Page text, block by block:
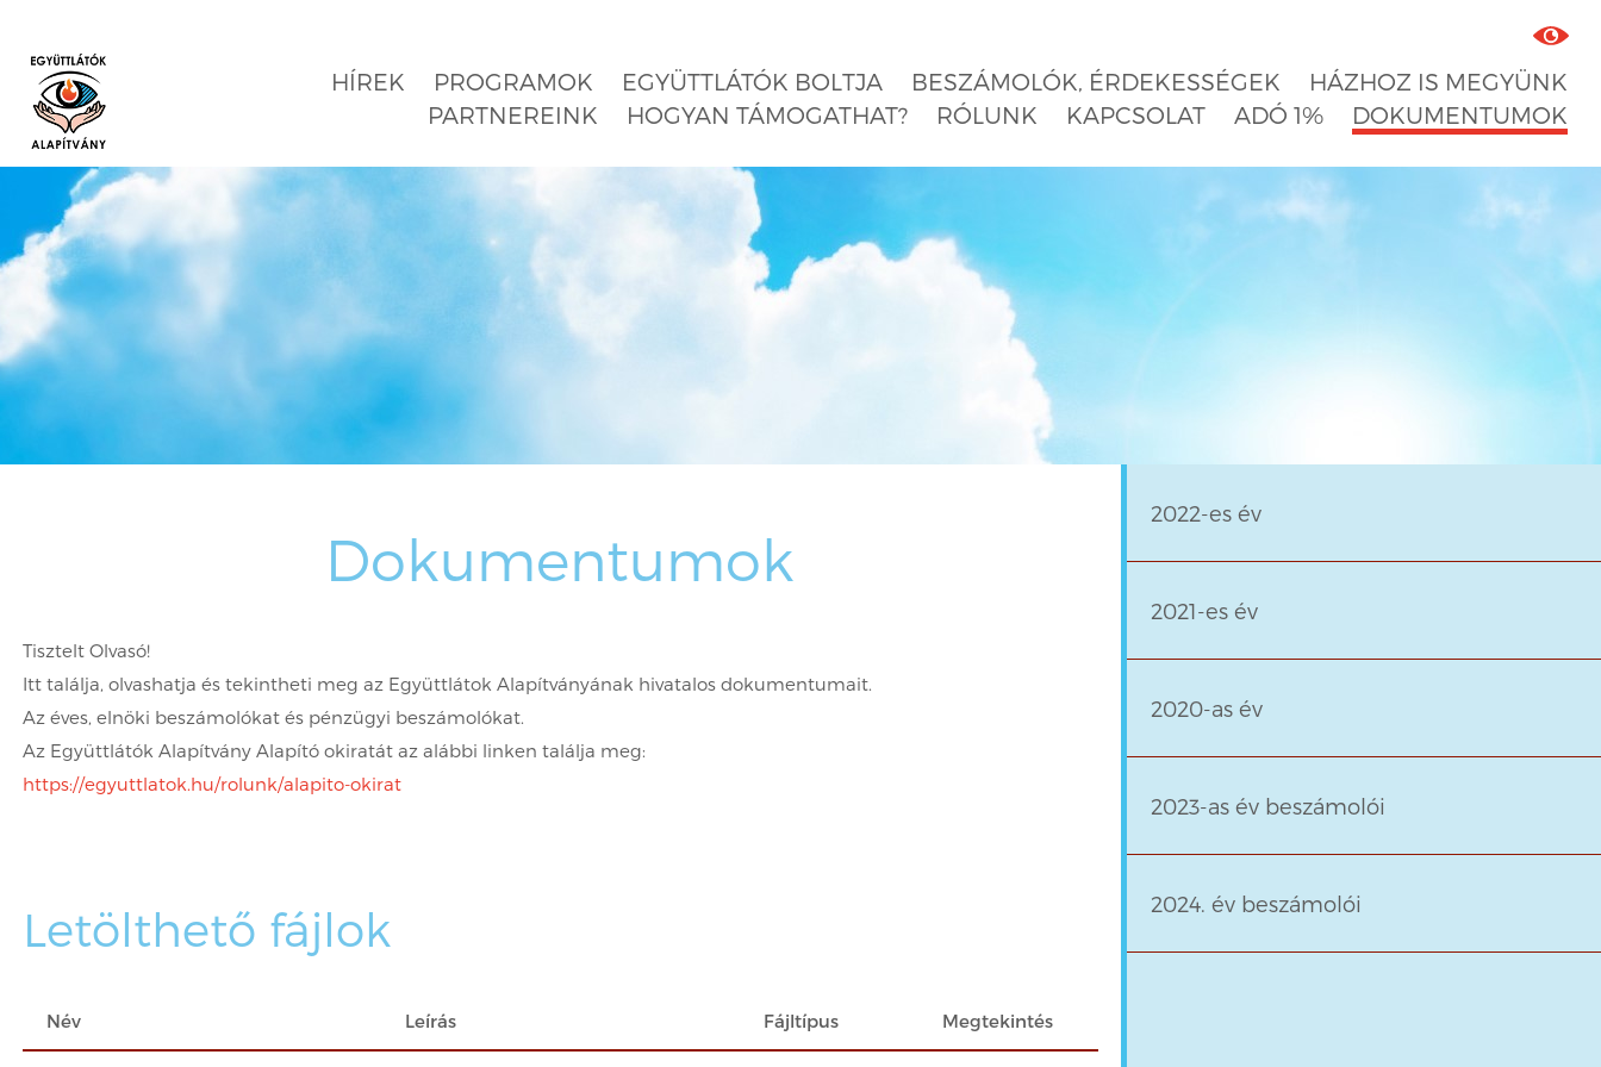
HÍREK PROGRAMOK EGYÜTTLÁTÓK BOLTJA BESZÁMOLÓK, ÉRDEKESSÉGEK
HÁZHOZ IS MEGYÜNK
PARTNEREINK
HOGYAN TÁMOGATHAT? RÓLUNK KAPCSOLAT ADÓ 1% DOKUMENTUMOK
Dokumentumok
Tisztelt Olvasó!
Itt találja, olvashatja és tekintheti meg az Együttlátok Alapítványának hivatalos dokumentumait.
Az éves, elnöki beszámolókat és pénzügyi beszámolókat.
Az Együttlátók Alapítvány Alapító okiratát az alábbi linken találja meg:
https://egyuttlatok.hu/rolunk/alapito-okirat
Letölthető fájlok
Név Leírás Fájltípus Megtekintés
2022-es év
2021-es év
2020-as év
2023-as év beszámolói
2024. év beszámolói